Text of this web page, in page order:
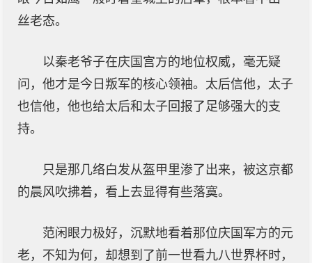
丝老态。
以秦老爷子在庆国宫方的地位权威，毫无疑
问，他才是今日叛军的核心领袖。太后信他，太子
也信他，他也给太后和太子回报了足够强大的支
持。
只是那几络白发从盔甲里渗了出来，被这京都
的晨风吹拂着，看上去显得有些落寞。
范闲眼力极好，沉默地看着那位庆国军方的元
老，不知为何，却想到了前一世看九八世界杯时，